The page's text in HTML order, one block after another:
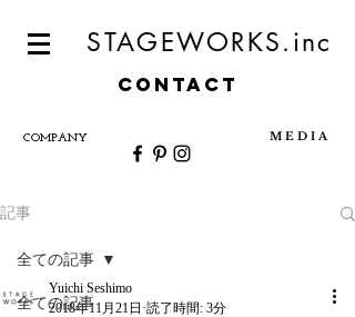
STAGEWORKS.inc
CONTACT
COMPANY M E D I A
記事
全ての記事
全ての記事
Yuichi Seshimo
2018年11月21日 読了時間: 3分